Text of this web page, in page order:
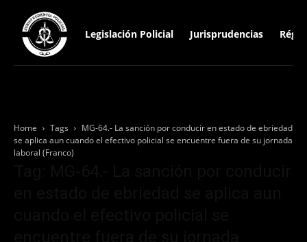
Legislación Policial Jurisprudencias
Home Tags
MG-64.- La sanción por conducir en estado de ebriedad
se aplica aun cuando el efectivo policial se encuentre fuera de su jornada
laboral (Franco)